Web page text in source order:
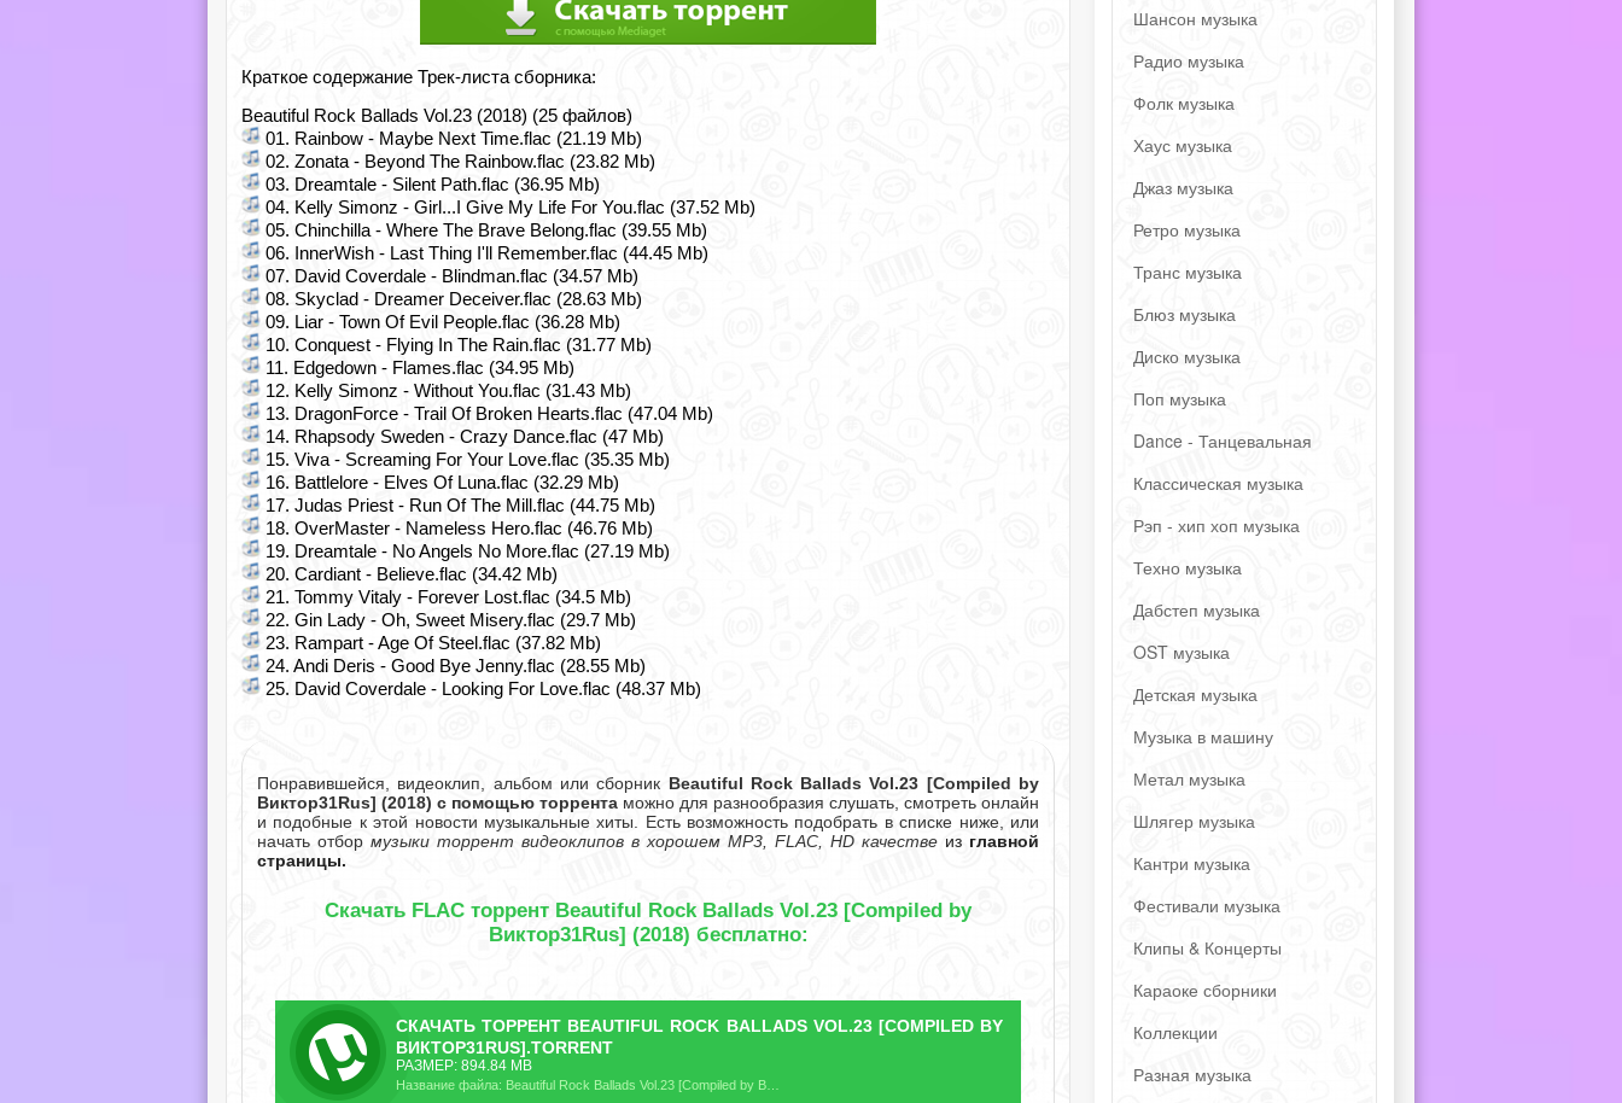
Краткое содержание Трек-листа сборника:
Beautiful Rock Ballads Vol.23 (2018) (25 файлов)
01. Rainbow - Maybe Next Time.flac (21.19 Mb)
02. Zonata - Beyond The Rainbow.flac (23.82 Mb)
03. Dreamtale - Silent Path.flac (36.95 Mb)
04. Kelly Simonz - Girl...I Give My Life For You.flac (37.52 Mb)
05. Chinchilla - Where The Brave Belong.flac (39.55 Mb)
06. InnerWish - Last Thing I'll Remember.flac (44.45 Mb)
07. David Coverdale - Blindman.flac (34.57 Mb)
08. Skyclad - Dreamer Deceiver.flac (28.63 Mb)
09. Liar - Town Of Evil People.flac (36.28 Mb)
10. Conquest - Flying In The Rain.flac (31.77 Mb)
11. Edgedown - Flames.flac (34.95 Mb)
12. Kelly Simonz - Without You.flac (31.43 Mb)
13. DragonForce - Trail Of Broken Hearts.flac (47.04 Mb)
14. Rhapsody Sweden - Crazy Dance.flac (47 Mb)
15. Viva - Screaming For Your Love.flac (35.35 Mb)
16. Battlelore - Elves Of Luna.flac (32.29 Mb)
17. Judas Priest - Run Of The Mill.flac (44.75 Mb)
18. OverMaster - Nameless Hero.flac (46.76 Mb)
19. Dreamtale - No Angels No More.flac (27.19 Mb)
20. Cardiant - Believe.flac (34.42 Mb)
21. Tommy Vitaly - Forever Lost.flac (34.5 Mb)
22. Gin Lady - Oh, Sweet Misery.flac (29.7 Mb)
23. Rampart - Age Of Steel.flac (37.82 Mb)
24. Andi Deris - Good Bye Jenny.flac (28.55 Mb)
25. David Coverdale - Looking For Love.flac (48.37 Mb)
Понравившейся, видеоклип, альбом или сборник Beautiful Rock Ballads Vol.23 [Compiled by
Виктор31Rus] (2018) с помощью торрента можно для разнообразия слушать, смотреть онлайн
и подобные к этой новости музыкальные хиты. Есть возможность подобрать в списке ниже, или
начать отбор музыки торрент видеоклипов в хорошем MP3, FLAC, HD качестве из главной
страницы.
Скачать FLAC торрент Beautiful Rock Ballads Vol.23 [Compiled by
Виктор31Rus] (2018) бесплатно:
СКАЧАТЬТОРРЕНТ BEAUTIFUL ROCK BALLADS VOL.23 [COMPILED BY
ВИКТОР31RUS].TORRENT
РАЗМЕР: 894.84 MB
Шансон музыка
Радио музыка
Фолк музыка
Хаус музыка
Джаз музыка
Ретро музыка
Транс музыка
Блюз музыка
Диско музыка
Поп музыка
Dance - Танцевальная
Классическая музыка
Рэп - хип хоп музыка
Техно музыка
Дабстеп музыка
OST музыка
Детская музыка
Музыка в машину
Метал музыка
Шлягер музыка
Кантри музыка
Фестивали музыка
Клипы & Концерты
Караоке сборники
Коллекции
Разная музыка